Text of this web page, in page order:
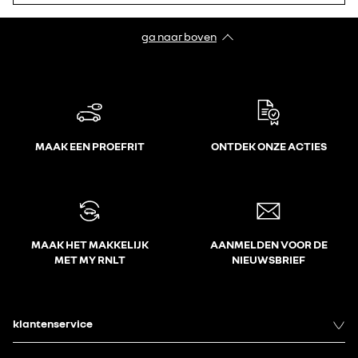
ga naar boven
MAAK EEN PROEFRIT ONTDEK ONZE ACTIES
MAAK HET MAKKELIJK
MET MY RNLT
AANMELDEN VOOR DE
NIEUWSBRIEF
klantenservice